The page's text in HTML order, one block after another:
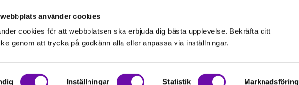
använder cookies
cookies för att webbplatsen ska erbjuda dig bästa upplevelse. Bekräfta ditt
genom att trycka på godkänn alla eller anpassa via inställningar.
Inställningar Statistik Marknadsföring